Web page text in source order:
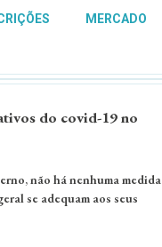
MERCADO
do covid-19 no
não há nenhuma medida
se adequam aos seus